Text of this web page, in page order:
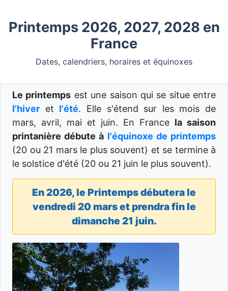
Printemps 2026, 2027, 2028 en
France
Dates, calendriers, horaires et équinoxes
Le printemps est une saison qui se situe entre
l'hiver et l'été. Elle s'étend sur les mois de
mars, avril, mai et juin. En France la saison
printanière débute à l'équinoxe de printemps
(20 ou 21 mars le plus souvent) et se termine à
le solstice d'été (20 ou 21 juin le plus souvent).
En 2026, le Printemps débutera le
vendredi 20 mars et prendra fin le
dimanche 21 juin.